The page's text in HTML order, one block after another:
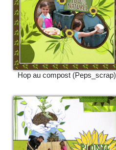
Hop au compost (Peps_scrap)